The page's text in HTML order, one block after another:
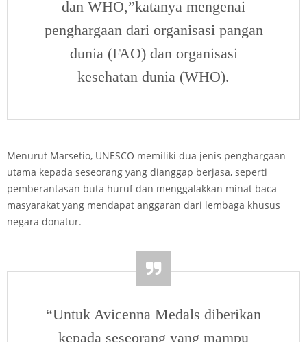
dan WHO,”katanya mengenai
penghargaan dari organisasi pangan
dunia (FAO) dan organisasi
kesehatan dunia (WHO).
Menurut Marsetio, UNESCO memiliki dua jenis penghargaan
utama kepada seseorang yang dianggap berjasa, seperti
pemberantasan buta huruf dan menggalakkan minat baca
masyarakat yang mendapat anggaran dari lembaga khusus
negara donatur.
“Untuk Avicenna Medals diberikan
kepada seseorang yang mampu